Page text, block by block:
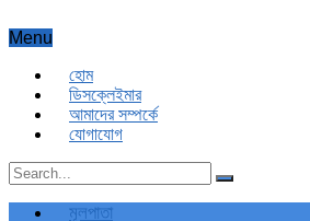
Menu
হোম
ডিসক্লেইমার
আমাদের সম্পর্কে
যোগাযোগ
মূলপাতা